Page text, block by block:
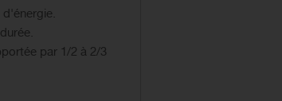
par 1/2 à 2/3